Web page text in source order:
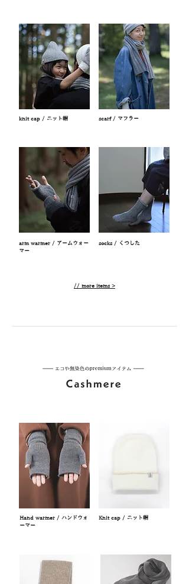
knit cap / ニット帽 scarf / マフラー
arm warmer / アームウォー
マー
socks / くつした
// more items >
Hand warmer / ハンドウォ
ーマー
Knit cap / ニット帽